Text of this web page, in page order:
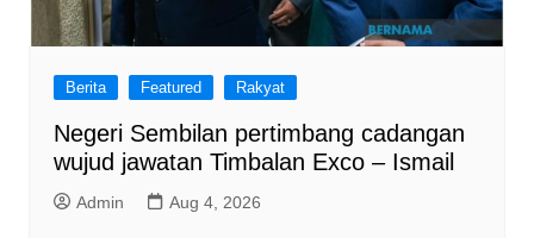
Berita Featured Rakyat
Negeri Sembilan pertimbang cadangan
wujud jawatan Timbalan Exco – Ismail
Admin Aug 4, 2026